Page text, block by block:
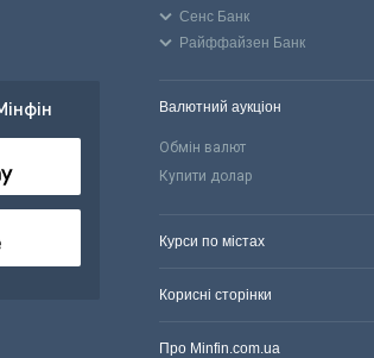
Сенс Банк
Райффайзен Банк
Валютний аукціон
Обмін валют
Купити долар
Курси по містах
Корисні сторінки
Про Minfin.com.ua